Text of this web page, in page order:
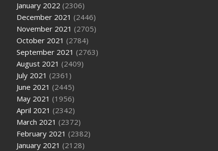
January 2022 (2306)
December 2021 (2446)
November 2021 (2705)
October 2021 (2784)
September 2021 (2763)
August 2021 (2409)
July 2021 (2361)
June 2021 (2445)
May 2021 (1956)
April 2021 (2342)
March 2021 (2372)
February 2021 (2382)
January 2021 (2128)